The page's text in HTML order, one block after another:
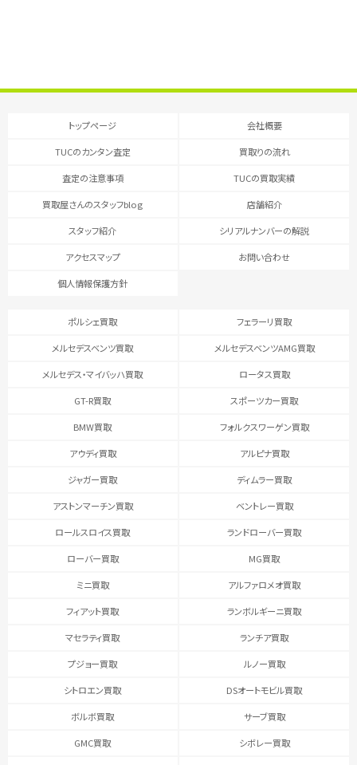
トップページ 会社概要
TUCのカンタン査定 買取りの流れ
査定の注意事項 TUCの買取実績
買取屋さんのスタッフblog 店舗紹介
スタッフ紹介 シリアルナンバーの解説
アクセスマップ お問い合わせ
個人情報保護方針
ポルシェ買取 フェラーリ買取
メルセデスベンツ買取 メルセデスベンツAMG買取
メルセデス・マイバッハ買取 ロータス買取
GT-R買取 スポーツカー買取
BMW買取 フォルクスワーゲン買取
アウディ買取 アルピナ買取
ジャガー買取 ディムラー買取
アストンマーチン買取 ベントレー買取
ロールスロイス買取 ランドローバー買取
ローバー買取 MG買取
ミニ買取 アルファロメオ買取
フィアット買取 ランボルギーニ買取
マセラティ買取 ランチア買取
プジョー買取 ルノー買取
シトロエン買取 DSオートモビル買取
ボルボ買取 サーブ買取
GMC買取 シボレー買取